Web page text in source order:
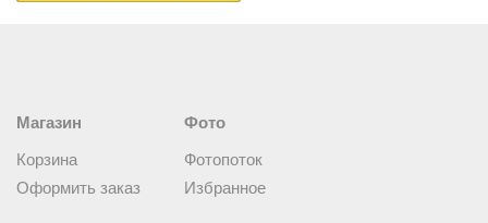
Магазин
Корзина
Оформить заказ
Фото
Фотопоток
Избранное